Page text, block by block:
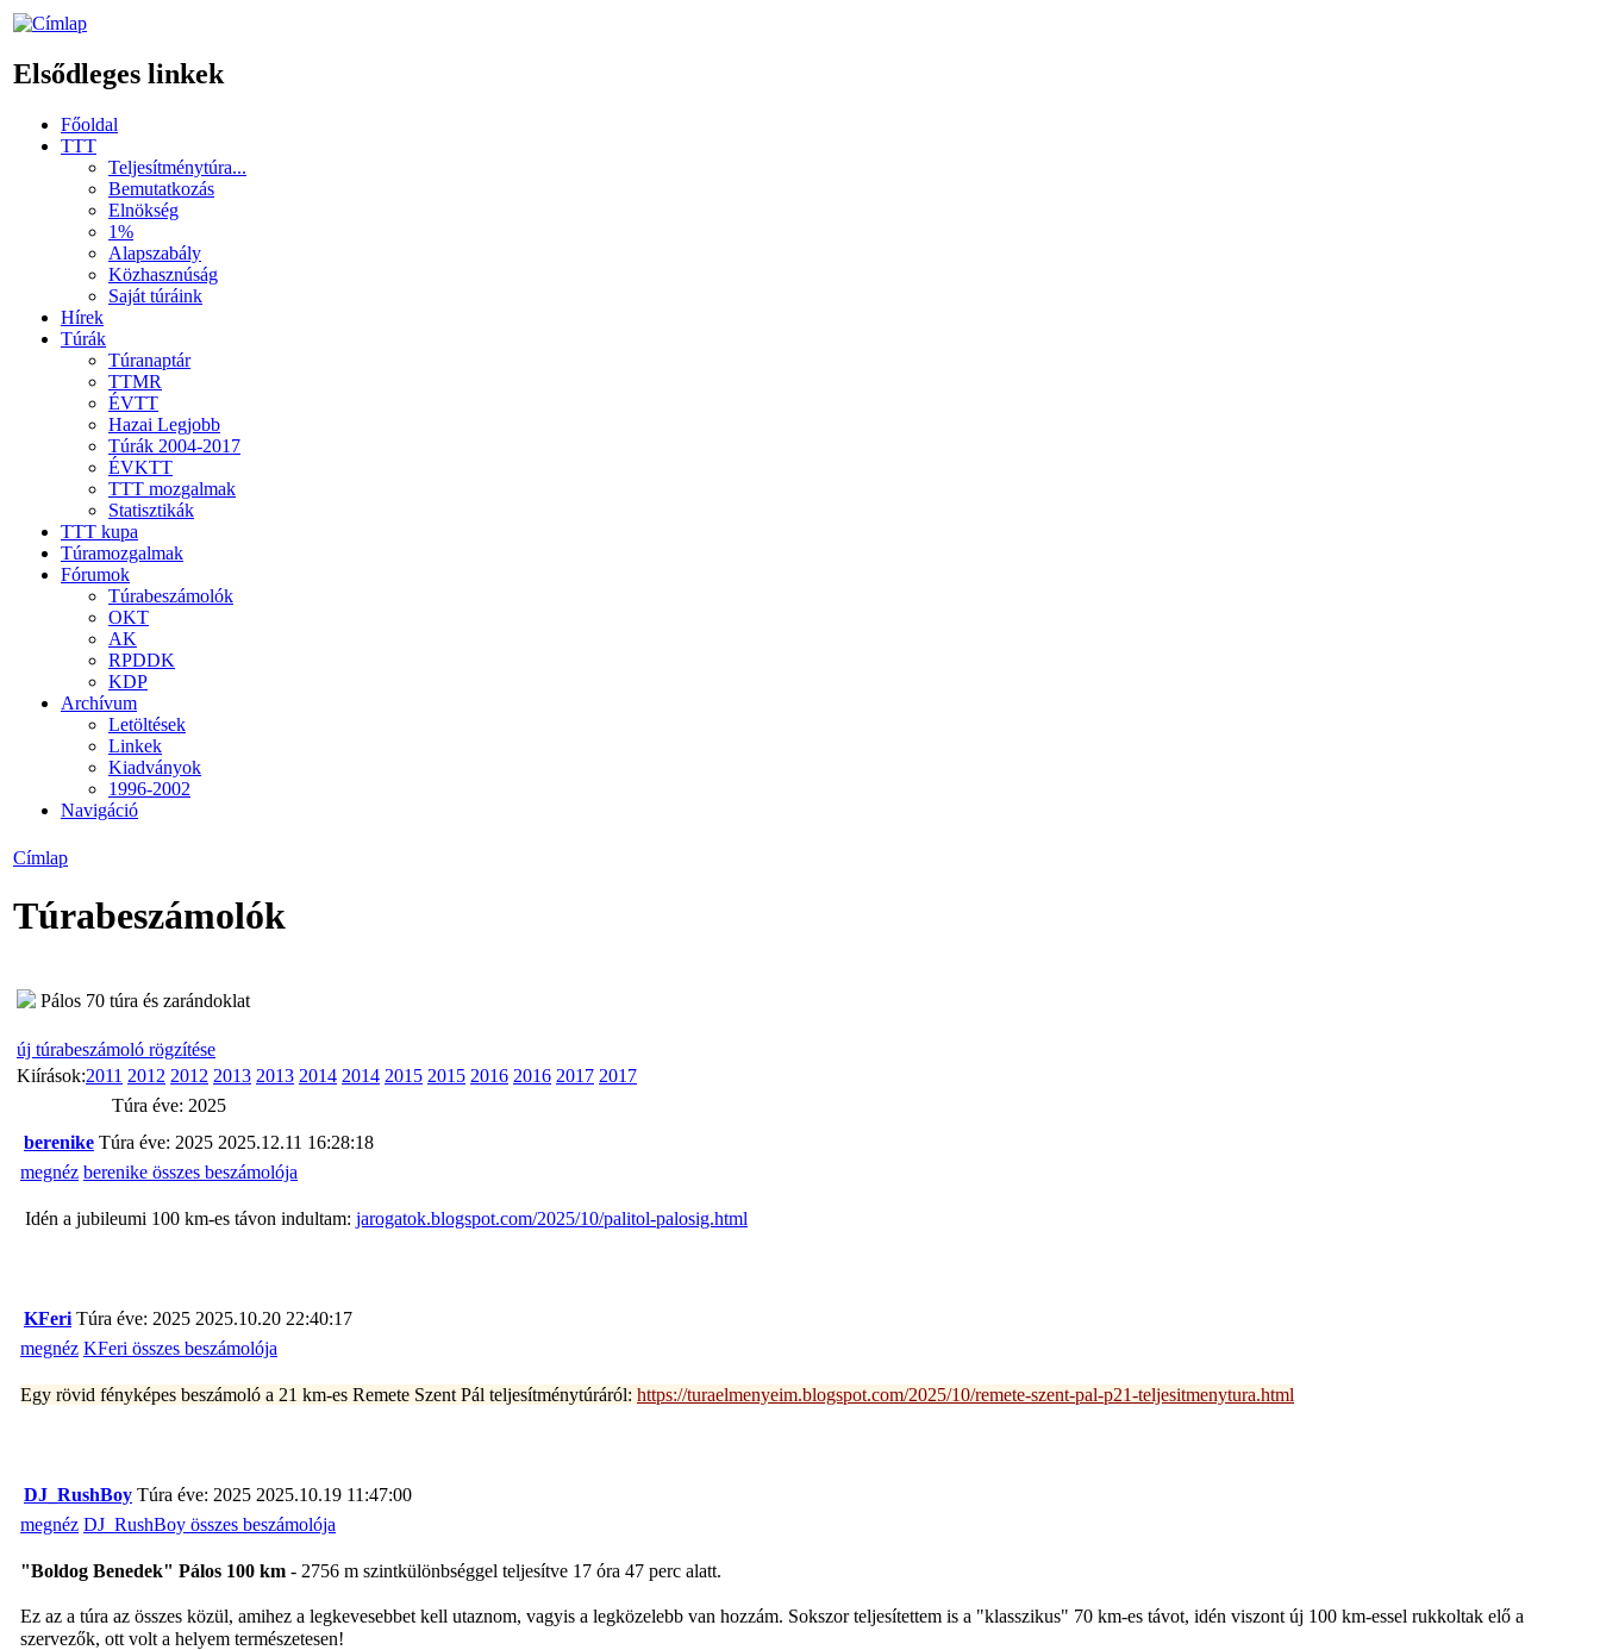
Elsődleges linkek
Főoldal
TTT
Teljesítménytúra...
Bemutatkozás
Elnökség
1%
Alapszabály
Közhasznúság
Saját túráink
Hírek
Túrák
Túranaptár
TTMR
ÉVTT
Hazai Legjobb
Túrák 2004-2017
ÉVKTT
TTT mozgalmak
Statisztikák
TTT kupa
Túramozgalmak
Fórumok
Túrabeszámolók
OKT
AK
RPDDK
KDP
Archívum
Letöltések
Linkek
Kiadványok
1996-2002
Navigáció
Címlap
Túrabeszámolók
Pálos 70 túra és zarándoklat
új túrabeszámoló rögzítése
Kiírások:2011 2012 2012 2013 2013 2014 2014 2015 2015 2016 2016 2017 2017
Túra éve: 2025
berenike Túra éve: 2025 2025.12.11 16:28:18
megnéz berenike összes beszámolója
Idén a jubileumi 100 km-es távon indultam: jarogatok.blogspot.com/2025/10/palitol-palosig.html
KFeri Túra éve: 2025 2025.10.20 22:40:17
megnéz KFeri összes beszámolója
Egy rövid fényképes beszámoló a 21 km-es Remete Szent Pál teljesítménytúráról: https://turaelmenyeim.blogspot.com/2025/10/remete-szent-pal-p21-teljesitmenytura.html
DJ_RushBoy Túra éve: 2025 2025.10.19 11:47:00
megnéz DJ_RushBoy összes beszámolója
"Boldog Benedek" Pálos 100 km - 2756 m szintkülönbséggel teljesítve 17 óra 47 perc alatt.
Ez az a túra az összes közül, amihez a legkevesebbet kell utaznom, vagyis a legközelebb van hozzám. Sokszor teljesítettem is a "klasszikus" 70 km-es távot, idén viszont új 100 km-essel rukkoltak elő a
szervezők, ott volt a helyem természetesen!